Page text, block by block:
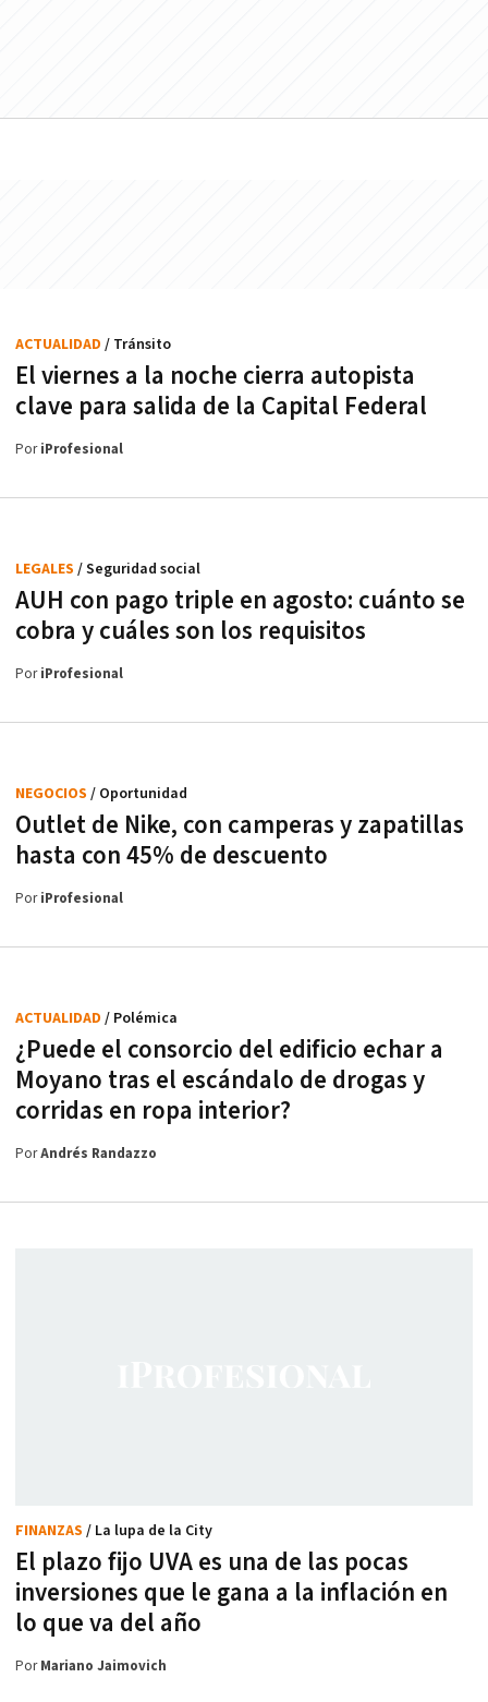
El viernes a la noche cierra autopista
clave para salida de la Capital Federal
ACTUALIDAD / Tránsito
PoriProfesional
AUH con pago triple en agosto: cuánto se
cobra y cuáles son los requisitos
LEGALES / Seguridad social
PoriProfesional
Outlet de Nike, con camperas y zapatillas
hasta con 45% de descuento
NEGOCIOS / Oportunidad
PoriProfesional
¿Puede el consorcio del edificio echar a
Moyano tras el escándalo de drogas y
corridas en ropa interior?
ACTUALIDAD / Polémica
PorAndrés Randazzo
El plazo fijo UVA es una de las pocas
inversiones que le gana a la inflación en
lo que va del año
FINANZAS / La lupa de la City
PorMariano Jaimovich